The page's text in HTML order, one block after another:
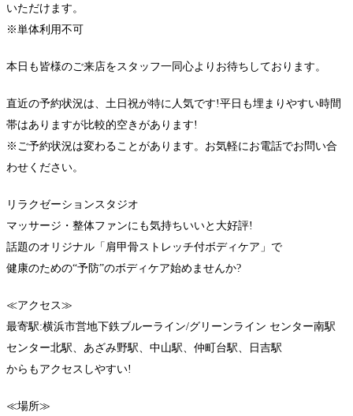
いただけます。
※単体利用不可
本日も皆様のご来店をスタッフ一同心よりお待ちしております。
直近の予約状況は、土日祝が特に人気です!平日も埋まりやすい時間
帯はありますが比較的空きがあります!
※ご予約状況は変わることがあります。お気軽にお電話でお問い合
わせください。
リラクゼーションスタジオ
マッサージ・整体ファンにも気持ちいいと大好評!
話題のオリジナル「肩甲骨ストレッチ付ボディケア」で
健康のための“予防”のボディケア始めませんか?
≪アクセス≫
最寄駅:横浜市営地下鉄ブルーライン/グリーンライン センター南駅
センター北駅、あざみ野駅、中山駅、仲町台駅、日吉駅
からもアクセスしやすい!
≪場所≫